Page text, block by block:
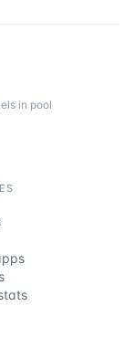
in pool